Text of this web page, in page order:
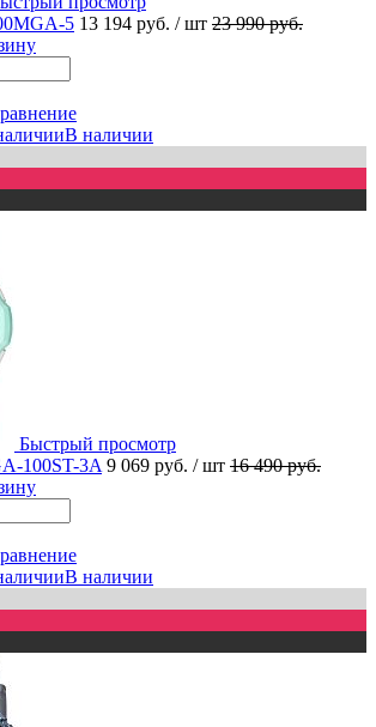
5 13 194 руб. / шт 23 990 руб.
В наличии
Быстрый просмотр
100ST-3A 9 069 руб. / шт 16 490 руб.
В наличии